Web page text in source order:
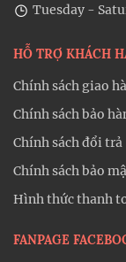
Tuesday -
HỖ TRỢ KHÁCH
Chính sách giao
Chính sách bảo
Chính sách đổi trả
Chính sách bảo
Hình thức thanh
FANPAGE